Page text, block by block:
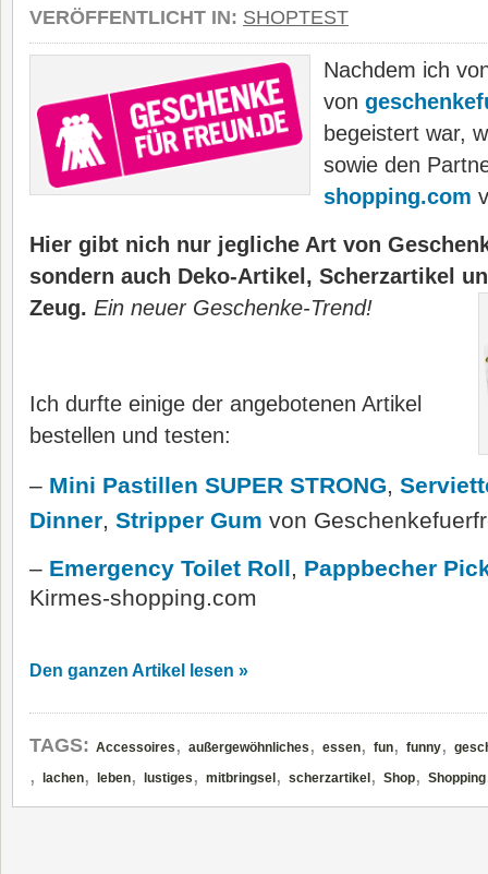
VERÖFFENTLICHT IN: SHOPTEST
Nachdem ich
von
begeistert war,
sowie den
shopping.com
Hier gibt nich nur jegliche Art von
sondern auch Deko-Artikel, Scherzartikel
Zeug. Ein neuer Geschenke-Trend!
Ich durfte einige der angebotenen Artikel
bestellen und testen:
– Mini Pastillen SUPER STRONG,
Dinner, Stripper Gum von
– Emergency Toilet Roll, Pappbecher
Kirmes-shopping.com
Den ganzen Artikel lesen »
TAGS: Accessoires , außergewöhnliches , essen, fun, funny,
, lachen, leben, lustiges , mitbringsel , scherzartikel , Shop, Shopping